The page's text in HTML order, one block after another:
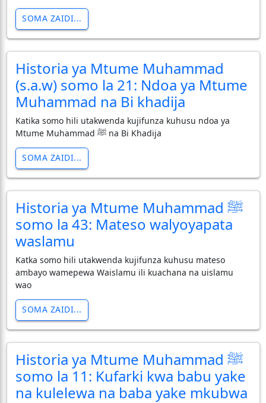
SOMA ZAIDI...
Historia ya Mtume Muhammad
(s.a.w) somo la 21: Ndoa ya Mtume
Muhammad na Bi khadija
Katika somo hili utakwenda kujifunza kuhusu ndoa ya
Mtume Muhammad ﷺ na Bi Khadija
SOMA ZAIDI...
Historia ya Mtume Muhammad ﷺ
somo la 43: Mateso walyoyapata
waslamu
Katka somo hili utakwenda kujifunza kuhusu mateso
ambayo wamepewa Waislamu ili kuachana na uislamu
wao
SOMA ZAIDI...
Historia ya Mtume Muhammad ﷺ
somo la 11: Kufarki kwa babu yake
na kulelewa na baba yake mkubwa